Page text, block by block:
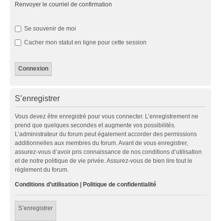
Renvoyer le courriel de confirmation
Se souvenir de moi
Cacher mon statut en ligne pour cette session
S’enregistrer
Vous devez être enregistré pour vous connecter. L’enregistrement ne
prend que quelques secondes et augmente vos possibilités.
L’administrateur du forum peut également accorder des permissions
additionnelles aux membres du forum. Avant de vous enregistrer,
assurez-vous d’avoir pris connaissance de nos conditions d’utilisation
et de notre politique de vie privée. Assurez-vous de bien lire tout le
règlement du forum.
Conditions d’utilisation | Politique de confidentialité
S’enregistrer